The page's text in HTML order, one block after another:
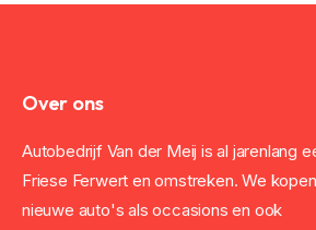
Over ons
Autobedrijf Van der Meij is al jarenlang
Friese Ferwert en omstreken. We
nieuwe auto's als occasions en ook